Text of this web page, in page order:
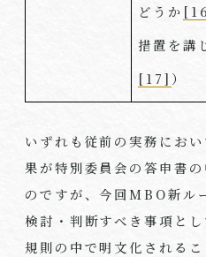
どうか
措置を講
[17] ）
いずれも従前の実務にお
果が特別委員会の答申書
のですが、今回MBO新ル
検討・判断すべき事項と
規則の中で明文化される